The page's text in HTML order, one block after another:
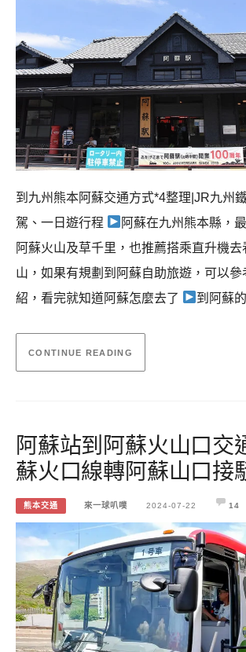
到九州熊本阿蘇交通方式*4整理|JR九州
駕、一日遊行程
阿蘇在九州熊本縣，
阿蘇火山及草千里，也推薦搭乘直升機去
山，如果有規劃到阿蘇自助旅遊，可以
紹，看完就知道阿蘇怎麼去了
到阿蘇
CONTINUE READING
阿蘇站到阿蘇火山口交
蘇火口線轉阿蘇山口接
熊本交通 來一球叭噗 2024-07-22 14